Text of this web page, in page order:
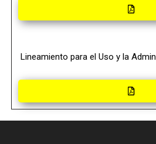
Lineamiento para el Uso y la